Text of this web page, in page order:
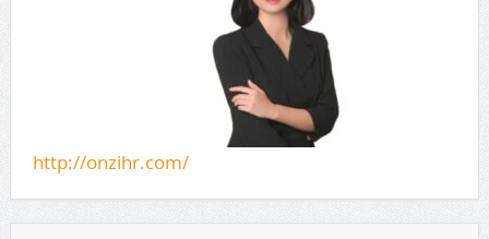
http://onzihr.com/